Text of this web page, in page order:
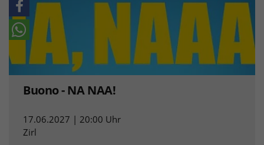
Buono - NA NAA!
17.06.2027 | 20:00 Uhr
Zirl